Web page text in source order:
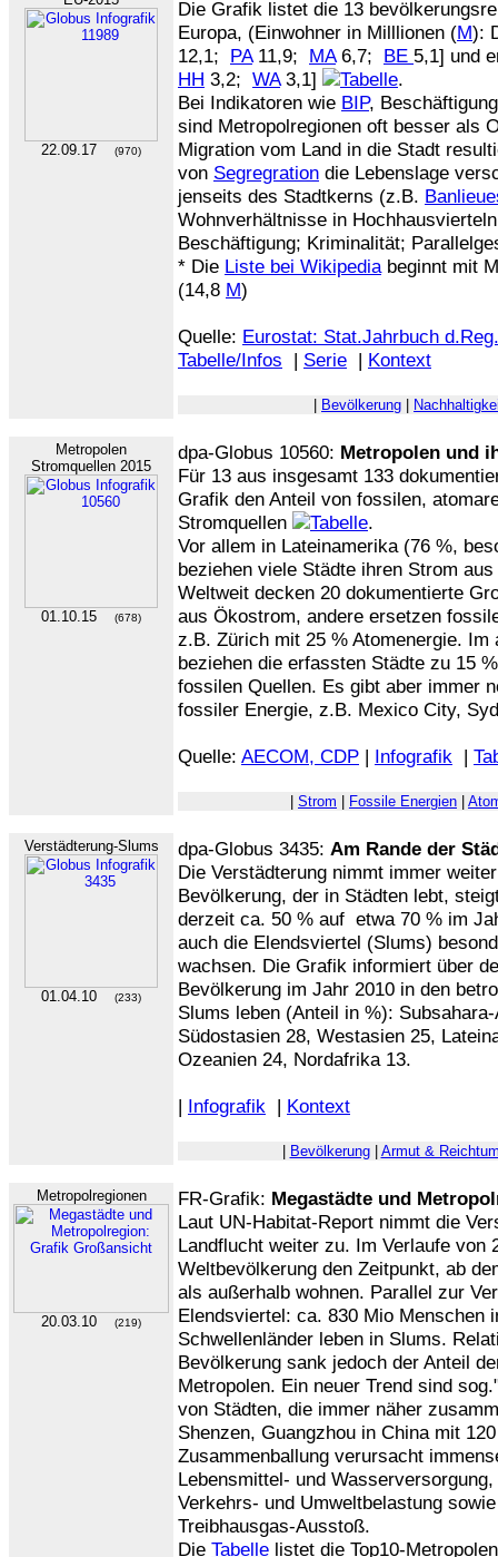
22.09.17 (970)
Die Grafik listet die 13
Europa, (Einwohner in Milllionen (M):
12,1; PA11,9; MA6,7; BE 5,1] und
HH 3,2; WA3,1]
.
Bei Indikatoren wie BIP,
sind Metropolregionen oft besser als
Migration vom Land in die Stadt
von Segregration die Lebenslage
jenseits des Stadtkerns (z.B.
Wohnverhältnisse in
Beschäftigung; Kriminalität;
* Die Liste bei Wikipediabeginnt mit
(14,8 M)
Quelle: Eurostat: Stat.Jahrbuch
Tabelle/Infos | Serie | Kontext
Bevölkerung
Metropolen
Stromquellen 2015
01.10.15 (678)
dpa-Globus 10560: Metropolen und
Für 13 aus insgesamt 133
Grafik den Anteil von fossilen,
Stromquellen
.
Vor allem in Lateinamerika (76 %,
beziehen viele Städte ihren Strom
Weltweit decken 20 dokumentierte
aus Ökostrom, andere ersetzen
z.B. Zürich mit 25 % Atomenergie.
beziehen die erfassten Städte zu 15
fossilen Quellen. Es gibt aber immer
fossiler Energie, z.B. Mexico City,
Quelle: AECOM, CDP | Infografik |
Strom Fossile Energien
Verstädterung-Slums
01.04.10 (233)
dpa-Globus 3435: Am Rande der
Die Verstädterung nimmt immer
Bevölkerung, der in Städten lebt,
derzeit ca. 50 % auf etwa 70 % im
auch die Elendsviertel (Slums)
wachsen. Die Grafik informiert über
Bevölkerung im Jahr 2010 in den
Slums leben (Anteil in %):
Südostasien 28, Westasien 25,
Ozeanien 24, Nordafrika 13.
| Infografik | Kontext
Bevölkerung| Armut &
Metropolregionen
20.03.10 (219)
FR-Grafik: Megastädte und
Laut UN-Habitat-Report nimmt die
Landflucht weiter zu. Im Verlaufe von
Weltbevölkerung den Zeitpunkt, ab
als außerhalb wohnen. Parallel zur
Elendsviertel: ca. 830 Mio Menschen
Schwellenländer leben in Slums.
Bevölkerung sank jedoch der Anteil
Metropolen. Ein neuer Trend sind
von Städten, die immer näher
Shenzen, Guangzhou in China mit
Zusammenballung verursacht
Lebensmittel- und
Verkehrs- und Umweltbelastung
Treibhausgas-Ausstoß.
Die Tabelle listet die Top10-